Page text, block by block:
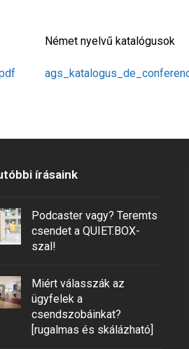
Német nyelvű katalógusok
írásaink
Podcaster vagy? Teremts
csendet a QUIET.BOX-
szal!
Miért válasszák az
ügyfelek a
csendszobáinkat?
[rugalmas és skálázható]